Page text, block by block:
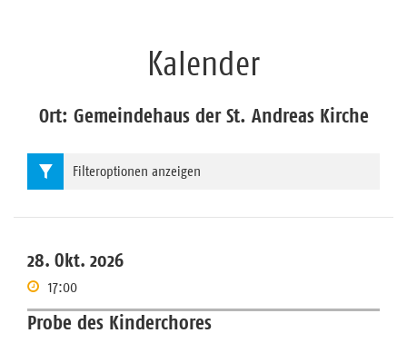
Kalender
Ort: Gemeindehaus der St. Andreas Kirche
28. Okt. 2026
17:00
Probe des Kinderchores
Filteroptionen anzeigen